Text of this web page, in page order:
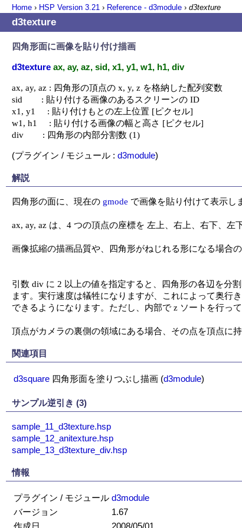
Home › HSP Version 3.21 › Reference - d3module › d3texture
d3texture
四角形面に画像を貼り付け描画
d3texture ax, ay, az, sid, x1, y1, w1, h1, div
ax, ay, az : 四角形の頂点の x, y, z を格納した配列変数
sid        : 貼り付ける画像のあるスクリーンの ID
x1, y1     : 貼り付けもとの左上位置 [ピクセル]
w1, h1     : 貼り付ける画像の幅と高さ [ピクセル]
div        : 四角形の内部分割数 (1)
(プラグイン / モジュール : d3module)
解説
四角形の面に、現在の gmode で画像を貼り付けて表示し
ax, ay, az は、4 つの頂点の座標を 左上、右上、右下、左
画像拡縮の描画品質や、四角形がねじれる形になる場合
引数 div に 2 以上の値を指定すると、四角形の各辺を分
ます。実行速度は犠牲になりますが、これによって奥行
できるようになります。ただし、内部で z ソートを行っ
頂点がカメラの裏側の領域にある場合、その点を頂点に
関連項目
d3square 四角形面を塗りつぶし描画 (d3module)
サンプル逆引き (3)
sample_11_d3texture.hsp
sample_12_anitexture.hsp
sample_13_d3texture_div.hsp
情報
プラグイン / モジュール d3module
バージョン
1.67
作成日
2008/05/01